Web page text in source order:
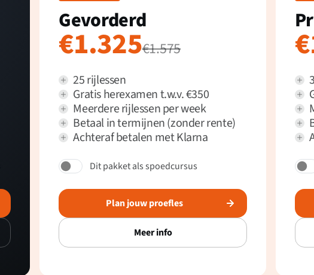
Gevorderd
€1.325€1.575
25 rijlessen
Gratis herexamen t.w.v. €350
Meerdere rijlessen per week
Betaal in termijnen (zonder rente)
Achteraf betalen met Klarna
Dit pakket als spoedcursus
Plan jouw proefles
Meer info